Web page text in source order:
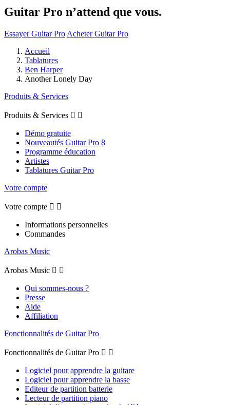
Guitar Pro n’attend que vous.
Essayer Guitar Pro Acheter Guitar Pro
Accueil
Tablatures
Ben Harper
Another Lonely Day
Produits & Services
Produits & Services  
Démo gratuite
Nouveautés Guitar Pro 8
Programme éducation
Artistes
Tablatures Guitar Pro
Votre compte
Votre compte  
Informations personnelles
Commandes
Arobas Music
Arobas Music  
Qui sommes-nous ?
Presse
Aide
Affiliation
Fonctionnalités de Guitar Pro
Fonctionnalités de Guitar Pro  
Logiciel pour apprendre la guitare
Logiciel pour apprendre la basse
Editeur de partition batterie
Lecteur de partition piano